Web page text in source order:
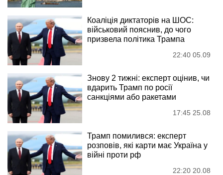
Коаліція диктаторів на ШОС:
військовий пояснив, до чого
призвела політика Трампа
22:40 05.09
Знову 2 тижні: експерт оцінив, чи
вдарить Трамп по росії
санкціями або ракетами
17:45 25.08
Трамп помилився: експерт
розповів, які карти має Україна у
війні проти рф
22:20 20.08